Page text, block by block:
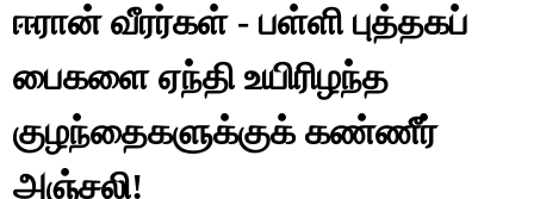
ஈரான் வீரர்கள் - பள்ளி புத்தகப்
பைகளை ஏந்தி உயிரிழந்த
குழந்தைகளுக்குக் கண்ணீர்
அஞ்சலி!